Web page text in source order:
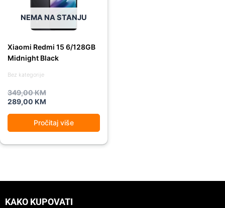
NEMA NA STANJU
Bez kategorije
Xiaomi Redmi 15 6/128GB
Midnight Black
349,00KM
289,00 KM
Pročitaj više
KAKO KUPOVATI